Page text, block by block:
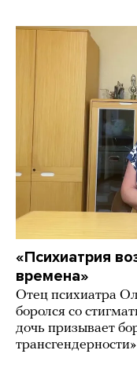
«Психиатрия
времена»
Отец психиатра
боролся со
дочь призывает